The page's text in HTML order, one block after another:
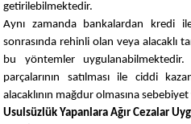
getirilebilmektedir.
Aynı zamanda bankalardan kredi
sonrasında rehinli olan veya alacaklı
bu yöntemler
parçalarının satılması ile ciddi
alacaklının mağdur olmasına
Usulsüzlük Yapanlara Ağır Cezalar